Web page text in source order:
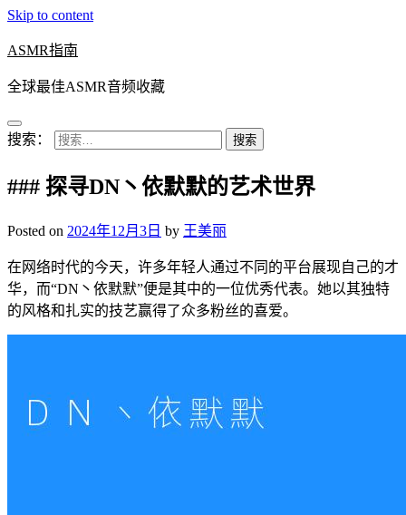
Skip to content
ASMR指南
全球最佳ASMR音频收藏
搜索：
### 探寻DN丶依默默的艺术世界
Posted on 2024年12月3日 by 王美丽
在网络时代的今天，许多年轻人通过不同的平台展现自己的才
华，而“DN丶依默默”便是其中的一位优秀代表。她以其独特
的风格和扎实的技艺赢得了众多粉丝的喜爱。